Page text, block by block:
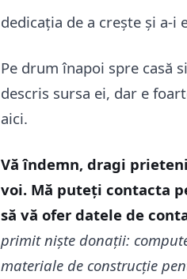
dedicația de a crește și a-i
Pe drum înapoi spre casă
descris sursa ei, dar e
aici.
Vă îndemn, dragi
voi. Mă puteți contacta
să vă ofer datele de
primit niște donații:
materiale de construcție